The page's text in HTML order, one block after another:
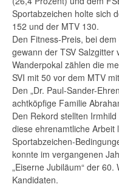
Sportabzeichen holte sich
152 und der MTV 130.
Den Fitness-Preis, bei
gewann der TSV
Wanderpokal zählen die
SVI mit 50 vor dem MTV
Den „Dr. Paul-Sander-
achtköpfige Familie
Den Rekord stellten
diese ehrenamtliche
Sportabzeichen-
konnte im vergangenen
„Eiserne Jubiläum“ der
Kandidaten.